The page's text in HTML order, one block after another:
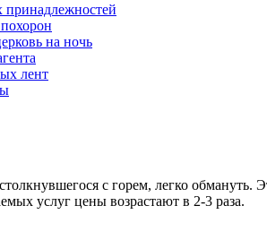
принадлежностей
на ночь
лент
с горем, легко
услуг цены возрастают в 2-3 раза.